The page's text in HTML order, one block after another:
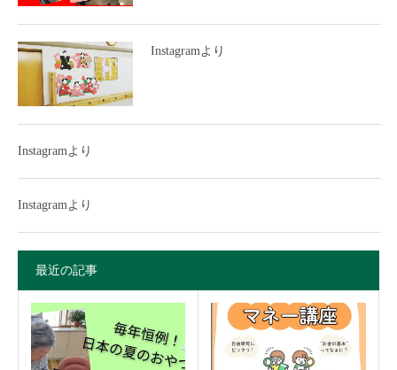
Instagramより
Instagramより
Instagramより
最近の記事